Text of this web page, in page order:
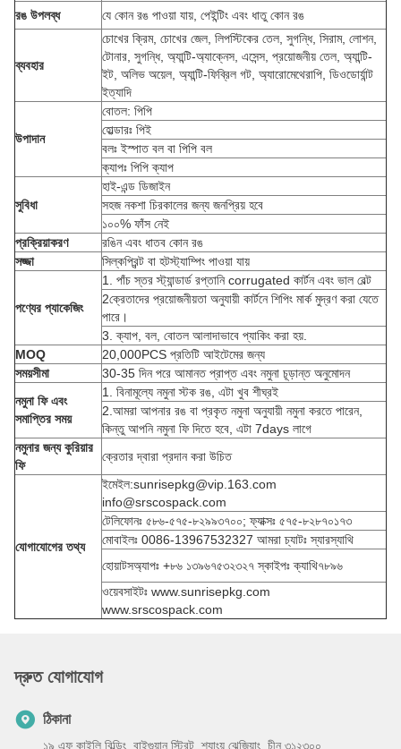
রঙ উপলব্ধ
যে কোন রঙ পাওয়া যায়, পেইন্টিং এবং ধাতু কোন রঙ
ব্যবহার
চোখের ক্রিম, চোখের জেল, লিপস্টিকের তেল, সুগন্ধি, সিরাম, লোশন,
টোনার, সুগন্ধি, অ্যান্টি-অ্যাক্নেস, এসেন্স, প্রয়োজনীয় তেল, অ্যান্টি-
ইট, অলিভ অয়েল, অ্যান্টি-ফিব্রিল গট, অ্যারোমেথেরাপি, ডিওডোর্যান্ট
ইত্যাদি
উপাদান
বোতল: পিপি
হোল্ডারঃ পিই
বলঃ ইস্পাত বল বা পিপি বল
ক্যাপঃ পিপি ক্যাপ
সুবিধা
হাই-এন্ড ডিজাইন
সহজ নকশা চিরকালের জন্য জনপ্রিয় হবে
১০০% ফাঁস নেই
প্রক্রিয়াকরণ
রঙিন এবং ধাতব কোন রঙ
সজ্জা
সিল্কপ্রিন্ট বা হটস্ট্যাম্পিং পাওয়া যায়
পণ্যের প্যাকেজিং
1. পাঁচ স্তর স্ট্যান্ডার্ড রপ্তানি corrugated কার্টন এবং ভাল বেল্ট
2ক্রেতাদের প্রয়োজনীয়তা অনুযায়ী কার্টনে শিপিং মার্ক মুদ্রণ করা যেতে
পারে।
3. ক্যাপ, বল, বোতল আলাদাভাবে প্যাকিং করা হয়.
MOQ
20,000PCS প্রতিটি আইটেমের জন্য
সময়সীমা
30-35 দিন পরে আমানত প্রাপ্ত এবং নমুনা চূড়ান্ত অনুমোদন
নমুনা ফি এবং
সমাপ্তির সময়
1. বিনামূল্যে নমুনা স্টক রঙ, এটা খুব শীঘ্রই
2.আমরা আপনার রঙ বা প্রকৃত নমুনা অনুযায়ী নমুনা করতে পারেন,
কিন্তু আপনি নমুনা ফি দিতে হবে, এটা 7days লাগে
নমুনার জন্য কুরিয়ার
ফি
ক্রেতার দ্বারা প্রদান করা উচিত
যোগাযোগের তথ্য
ইমেইল:sunrisepkg@vip.163.com
info@srscospack.com
টেলিফোনঃ ৫৮৬-৫৭৫-৮২৯৯৩৭০০; ফ্যাক্সঃ ৫৭৫-৮২৮৭০১৭৩
মোবাইলঃ 0086-13967532327 আমরা চ্যাটঃ স্যারস্যাথি
হোয়াটসঅ্যাপঃ +৮৬ ১৩৯৬৭৫৩২৩২৭ স্কাইপঃ ক্যাথি৭৮৯৬
ওয়েবসাইটঃ www.sunrisepkg.com
www.srscospack.com
দ্রুত যোগাযোগ
ঠিকানা
১৯ এফ কাইলি বিল্ডিং, বাইগুয়ান স্ট্রিট, শ্যাংয়ু ঝেজিয়াং, চীন ৩১২৩০০